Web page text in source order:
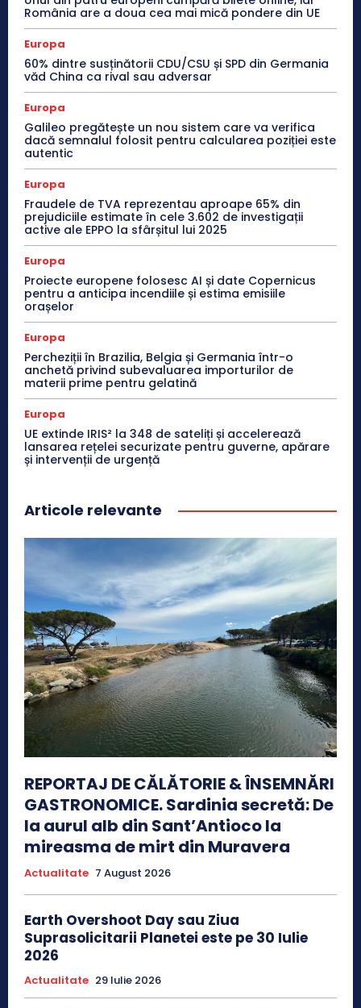
România are a doua cea mai mică pondere din UE
Europa
60% dintre susținătorii CDU/CSU și SPD din Germania
văd China ca rival sau adversar
Europa
Galileo pregătește un nou sistem care va verifica
dacă semnalul folosit pentru calcularea poziției este
autentic
Europa
Fraudele de TVA reprezentau aproape 65% din
prejudiciile estimate în cele 3.602 de investigații
active ale EPPO la sfârșitul lui 2025
Europa
Proiecte europene folosesc AI și date Copernicus
pentru a anticipa incendiile și estima emisiile
orașelor
Europa
Percheziții în Brazilia, Belgia și Germania într-o
anchetă privind subevaluarea importurilor de
materii prime pentru gelatină
Europa
UE extinde IRIS² la 348 de sateliți și accelerează
lansarea rețelei securizate pentru guverne, apărare
și intervenții de urgență
Articole relevante
REPORTAJ DE CĂLĂTORIE & ÎNSEMNĂRI
GASTRONOMICE. Sardinia secretă: De
la aurul alb din Sant’Antioco la
mireasma de mirt din Muravera
Actualitate 7 August 2026
Earth Overshoot Day sau Ziua
Suprasolicitarii Planetei este pe 30 Iulie
2026
Actualitate 29 Iulie 2026